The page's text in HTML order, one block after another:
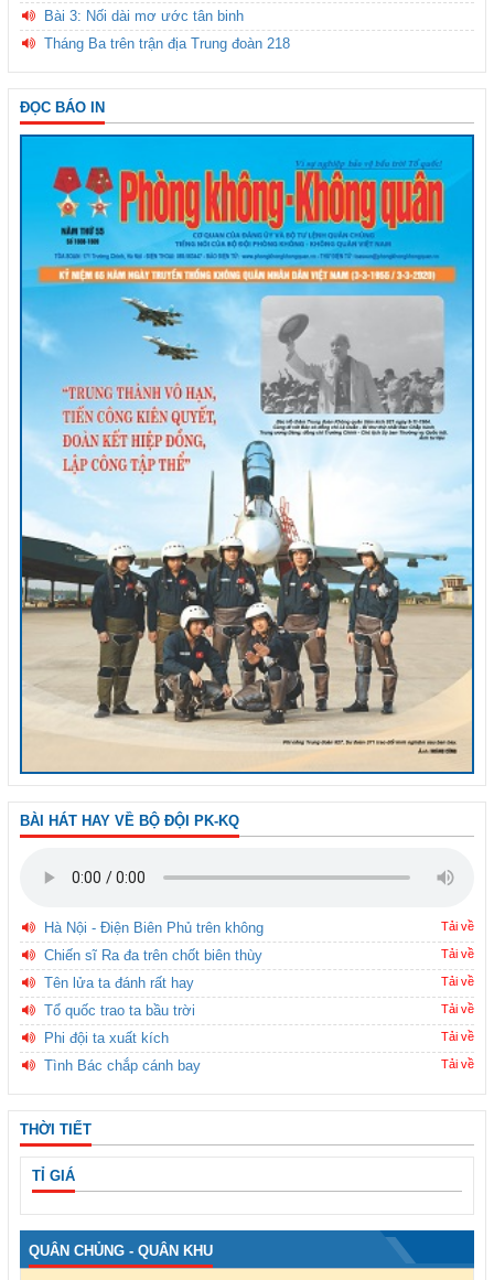
Bài 3: Nối dài mơ ước tân binh
Tháng Ba trên trận địa Trung đoàn 218
ĐỌC BÁO IN
BÀI HÁT HAY VỀ BỘ ĐỘI PK-KQ
Hà Nội - Điện Biên Phủ trên không Tải về
Chiến sĩ Ra đa trên chốt biên thùy Tải về
Tên lửa ta đánh rất hay Tải về
Tổ quốc trao ta bầu trời Tải về
Phi đội ta xuất kích Tải về
Tình Bác chắp cánh bay Tải về
THỜI TIẾT
TỈ GIÁ
QUÂN CHỦNG - QUÂN KHU